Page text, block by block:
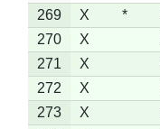
269
X *
270
X
271
X
272
X
273
X